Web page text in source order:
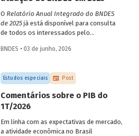
O Relatório Anual Integrado do BNDES
de 2025já está disponível para consulta
de todos os interessados pelo
sua prestação de contas. O documento
principais resultados, os impactos de sua
atuação no ano, e mostra como o BNDES
permanece crescendo de forma
consistente e sólida, mesmo diante de
cenários desafiadores.
BNDES • 03 de junho, 2026
Estudos especiais Post
Comentários sobre o PIB do
1T/2026
Em linha com as expectativas de mercado,
a atividade econômica no Brasil